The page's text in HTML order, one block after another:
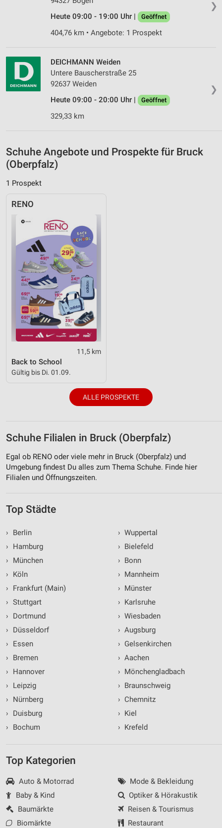
❯
Heute 09:00 - 19:00 Uhr |
Geöffnet
404,76 km • Angebote: 1 Prospekt
❯
DEICHMANN Weiden
Untere Bauscherstraße 25
92637 Weiden
Heute 09:00 - 20:00 Uhr |
Geöffnet
329,33 km
Schuhe Angebote und Prospekte für Bruck
(Oberpfalz)
1 Prospekt
RENO
11,5 km
Back to School
Gültig bis Di. 01.09.
ALLE PROSPEKTE
Schuhe Filialen in Bruck (Oberpfalz)
Egal ob RENO oder viele mehr in Bruck (Oberpfalz) und
Umgebung findest Du alles zum Thema Schuhe. Finde hier
Filialen und Öffnungszeiten.
Top Städte
›
Berlin
›
Hamburg
›
München
›
Köln
›
Frankfurt (Main)
› Stuttgart
›
Dortmund
›
Düsseldorf
›
Essen
›
Bremen
›
Hannover
›
Leipzig
›
Nürnberg
›
Duisburg
›
Bochum
› Wuppertal
› Bielefeld
› Bonn
› Mannheim
› Münster
› Karlsruhe
› Wiesbaden
› Augsburg
› Gelsenkirchen
› Aachen
› Mönchengladbach
› Braunschweig
› Chemnitz
› Kiel
› Krefeld
Top Kategorien
Auto & Motorrad
Baby & Kind
Baumärkte
Biomärkte
Mode & Bekleidung
Optiker & Hörakustik
Reisen & Tourismus
Restaurant
Performance
Funktional
Werbung